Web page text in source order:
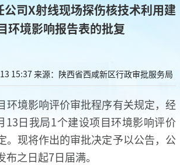
公司X射线现场探伤核技术利用建
环境影响报告表的批复
15:37 来源：陕西省西咸新区行政审批服务局
环境影响评价审批程序有关规定，经
13日我局1个建设项目环境影响评价
。现将作出的审批决定予以公告，公
之日起7日届满。